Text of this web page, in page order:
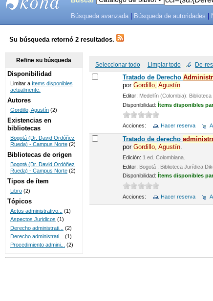
SISTEMAS
DE
BIBLIOTECAS
UNICOC
Búsqueda avanzada Búsqueda de autoridades
Su búsqueda retornó 2 resultados.
Seleccionar todo Limpiar todo De-
Tratado de Derecho
por Gordillo, Agustín.
Editor: Medellín (Colombia):
Disponibilidad: Ítems disponibles
Acciones: Hacer reserva
Tratado de derecho
por Gordillo, Agustín.
Edición: 1 ed. Colombiana.
Editor: Bogotá : Biblioteca Jurídica
Disponibilidad: Ítems disponibles
Acciones: Hacer reserva
Refine su búsqueda
Disponibilidad
Limitar a ítems disponibles
actualmente.
Autores
Gordillo, Agustín (2)
Existencias en
bibliotecas
Bogotá (Dr. David Ordóñez
Rueda) - Campus Norte (2)
Bibliotecas de origen
Bogotá (Dr. David Ordóñez
Rueda) - Campus Norte (2)
Tipos de ítem
Libro (2)
Tópicos
Actos administrativo...
(1)
Aspectos Juridicos (1)
Derecho administrati...
(2)
Derecho administrati...
(1)
Procedimiento admini...
(2)